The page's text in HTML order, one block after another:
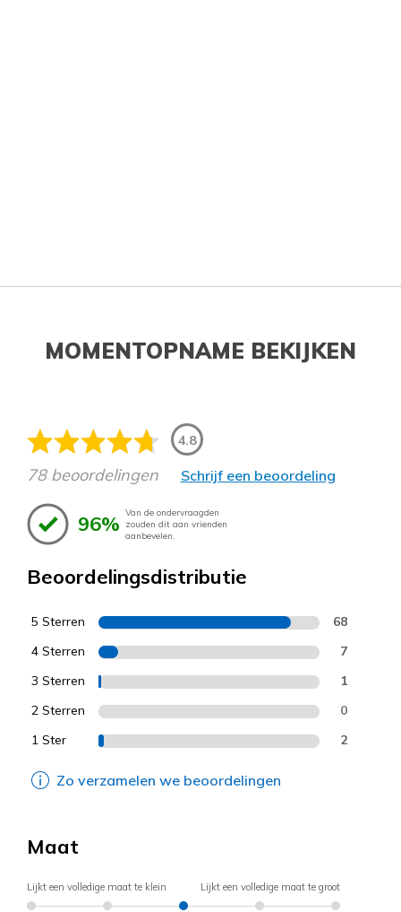
MOMENTOPNAME BEKIJKEN
4.8
78 beoordelingen Schrijf een beoordeling
96% Van de ondervraagden
zouden dit aan vrienden
aanbevelen.
Beoordelingsdistributie
5 Sterren 68
4 Sterren 7
3 Sterren 1
2 Sterren 0
1 Ster 2
Zo verzamelen we beoordelingen
Maat
Lijkt een volledige maat te klein Lijkt een volledige maat te groot